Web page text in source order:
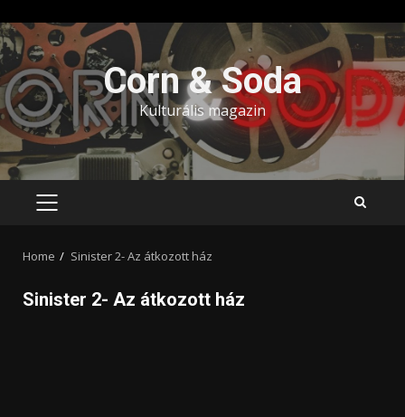
Skip
to
content
Corn & Soda
Kulturális magazin
PRIMARY
Home Sinister 2- Az átkozott ház
Sinister 2- Az átkozott ház